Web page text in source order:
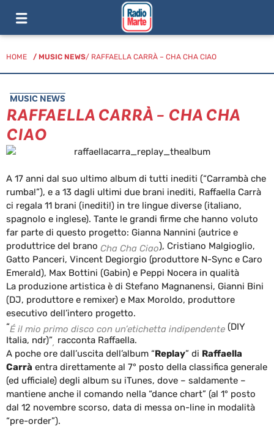
HOME / MUSIC NEWS/ RAFFAELLA CARRÀ – CHA CHA CIAO
MUSIC NEWS
RAFFAELLA CARRÀ – CHA CHA
CIAO
A 17 anni dal suo ultimo album di tutti inediti (“Carrambà che
rumba!”), e a 13 dagli ultimi due brani inediti, Raffaella Carrà
ci regala 11 brani (inediti!) in tre lingue diverse (italiano,
spagnolo e inglese). Tante le grandi firme che hanno voluto
far parte di questo progetto: Gianna Nannini (autrice e
produttrice del brano Cha Cha Ciao), Cristiano Malgioglio,
Gatto Panceri, Vincent Degiorgio (produttore N-Sync e Caro
Emerald), Max Bottini (Gabin) e Peppi Nocera in qualità
La produzione artistica è di Stefano Magnanensi, Gianni Bini
(DJ, produttore e remixer) e Max Moroldo, produttore
esecutivo dell’intero progetto.
“Éil mio primo disco con un’etichetta indipendente (DIY
Italia, ndr)”, racconta Raffaella.
A poche ore dall’uscita dell’album “Replay” di Raffaella
Carrà entra direttamente al 7° posto della classifica generale
(ed ufficiale) degli album su iTunes, dove – saldamente –
mantiene anche il comando nella “dance chart” (al 1° posto
dal 12 novembre scorso, data di messa on-line in modalità
“pre-order”).